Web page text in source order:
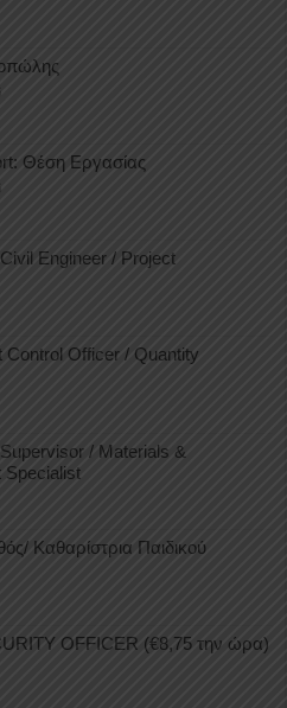
Θέση Εργασίας
Civil Engineer / Project
Control Officer / Quantity
Supervisor / Materials &
Specialist
Καθαρίστρια Παιδικού
OFFICER (€8,75 την ώρα)